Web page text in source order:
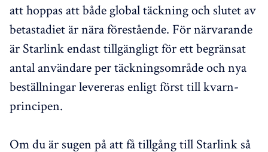
att hoppas att både global täckning och slutet av
betastadiet är nära förestående. För närvarande
är Starlink endast tillgängligt för ett begränsat
antal användare per täckningsområde och nya
beställningar levereras enligt först till kvarn-
principen.
Om du är sugen på att få tillgång till Starlink så